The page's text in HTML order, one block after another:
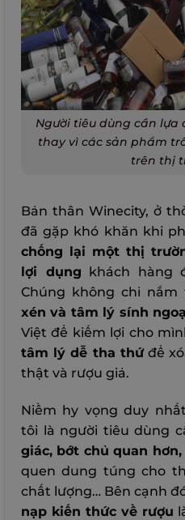
Người tiêu dùng cần lựa
thay vì các sản phẩm
trên thị
Bản thân Winecity, ở
đã gặp khó khăn khi
chống lại một thị
lợi dụng khách hàng
Chúng không chỉ nắm
xén và tâm lý sính
Việt để kiếm lợi cho
tâm lý dễ tha thứđể
thật và rượu giả.
Niềm hy vọng duy
tôi là người tiêu dùng
giác, bớt chủ quan hơn,
quen dung túng cho
chất lượng… Bên cạnh
nạp kiến thức về rượu